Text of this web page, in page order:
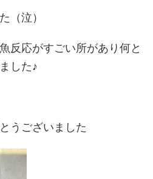
（泣）
反応がすごい所があり何と
した♪
うございました